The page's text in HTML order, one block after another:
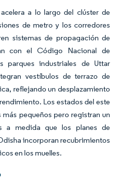
a lo largo del clúster de
de metro y los corredores
sistemas de propagación de
con el Código Nacional de
parques industriales de Uttar
vestíbulos de terrazo de
reflejando un desplazamiento
Los estados del este
pequeños pero registran un
a medida que los planes de
incorporan recubrimientos
en los muelles.